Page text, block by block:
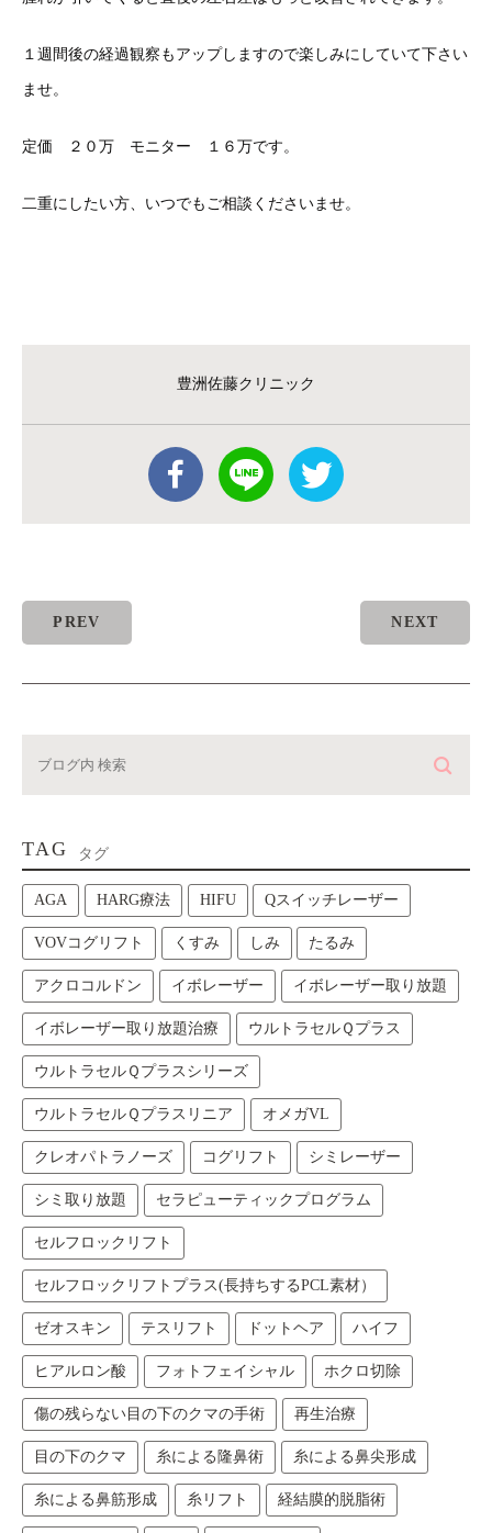
１週間後の経過観察もアップしますので楽しみにしていて下さい
ませ。
定価 ２０万 モニター １６万です。
二重にしたい方、いつでもご相談くださいませ。
豊洲佐藤クリニック
PREV NEXT
TAG タグ
AGA HARG療法 HIFU Qスイッチレーザー
VOVコグリフト くすみ しみ たるみ
アクロコルドン イボレーザー イボレーザー取り放題
イボレーザー取り放題治療 ウルトラセルＱプラス
ウルトラセルＱプラスシリーズ
ウルトラセルＱプラスリニア オメガVL
クレオパトラノーズ コグリフト シミレーザー
シミ取り放題 セラピューティックプログラム
セルフロックリフト
セルフロックリフトプラス(長持ちするPCL素材）
ゼオスキン テスリフト ドットヘア ハイフ
ヒアルロン酸 フォトフェイシャル ホクロ切除
傷の残らない目の下のクマの手術 再生治療
目の下のクマ 糸による隆鼻術 糸による鼻尖形成
糸による鼻筋形成 糸リフト 経結膜的脱脂術